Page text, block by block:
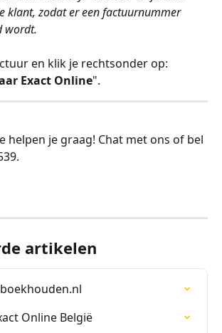
klant, zodat er een factuurnummer
wordt.
en klik je rechtsonder op:
Exact Online".
helpen je graag! Chat met ons of bel
artikelen
Online België